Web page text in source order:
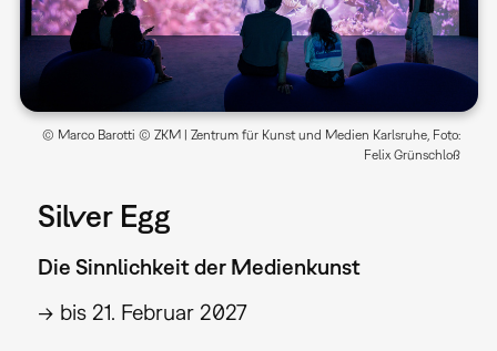
© Marco Barotti © ZKM | Zentrum für Kunst und Medien Karlsruhe, Foto:
Felix Grünschloß
Silver Egg
Die Sinnlichkeit der Medienkunst
→ bis 21. Februar 2027